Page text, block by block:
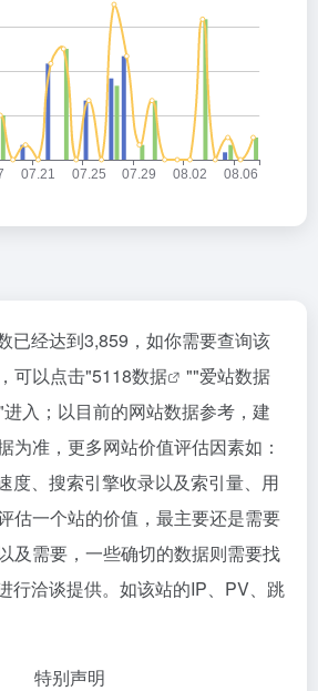
已经达到3,859，如你需要查询该
可以点击"5118数据 ""爱站数据
入；以目前的网站数据参考，建
为准，更多网站价值评估因素如：
度、搜索引擎收录以及索引量、用
估一个站的价值，最主要还是需要
及需要，一些确切的数据则需要找
行洽谈提供。如该站的IP、PV、跳
特别声明